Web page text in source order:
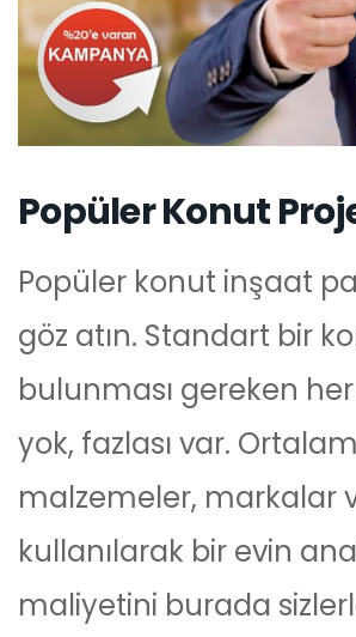
Popüler Konut
Popüler konut inşaat
göz atın. Standart bir
bulunması gereken her
yok, fazlası var.
malzemeler, markalar
kullanılarak bir evin
maliyetini burada